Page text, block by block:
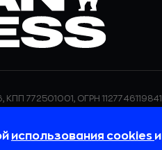
772501001, ОГРН 1127746119841
в Политике в отношении
использования cookies и